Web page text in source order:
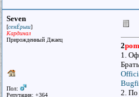
Seven
[семЁрыш]
Кардинал
Прирожденный Джаец
Пол:
Репутация: +364
2
1.
2. По